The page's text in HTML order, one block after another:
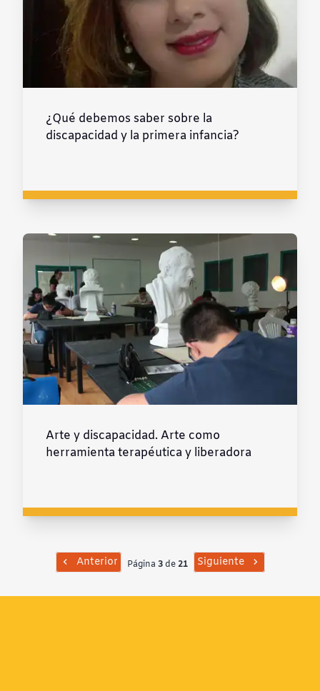
¿Qué debemos saber sobre la
discapacidad y la primera infancia?
Arte y discapacidad. Arte como
herramienta terapéutica y liberadora
Anterior Página 3de21 Siguiente